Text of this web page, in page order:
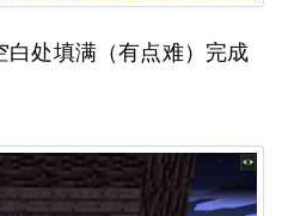
白处填满（有点难）完成